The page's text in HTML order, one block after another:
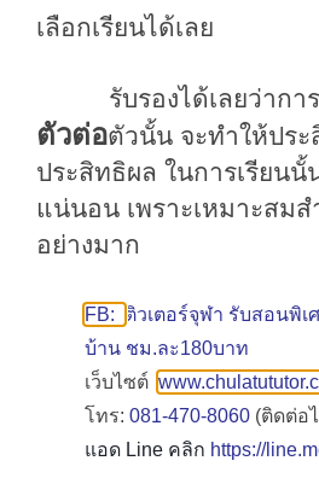
เลือกเรียนได้เลย
รับรองได้เลยว่าการ
ตัวต่อตัวนั้น จะทำให้ปร
ประสิทธิผล ในการเรียนนั้
แน่นอน เพราะเหมาะสมส
อย่างมาก
FB:
ติวเตอร์จุฬา รับสอนพิ
บ้าน ชม.ละ180บาท
เว็บไซต์
โทร: 081-470-8060 (ติดต่อ
แอด Line คลิก https://